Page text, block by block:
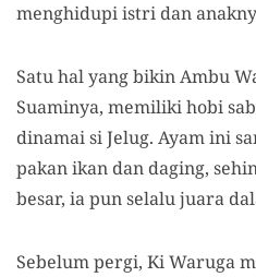
menghidupi istri dan
Satu hal yang bikin Ambu
Suaminya, memiliki hobi
dinamai si Jelug. Ayam ini
pakan ikan dan daging,
besar, ia pun selalu juara
Sebelum pergi, Ki Waruga